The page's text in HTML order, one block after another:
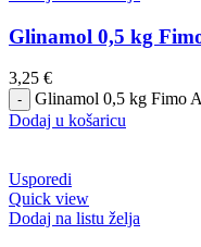
Glinamol 0,5 kg
3,25 €
Glinamol 0,5 kg Fimo
Dodaj u košaricu
Usporedi
Quick view
Dodaj na listu želja